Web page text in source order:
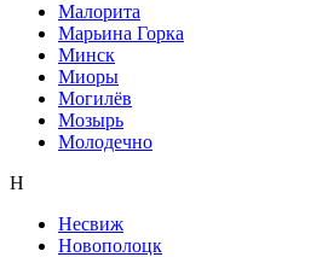
Малорита
Марьина Горка
Минск
Миоры
Могилёв
Мозырь
Молодечно
Н
Несвиж
Новополоцк